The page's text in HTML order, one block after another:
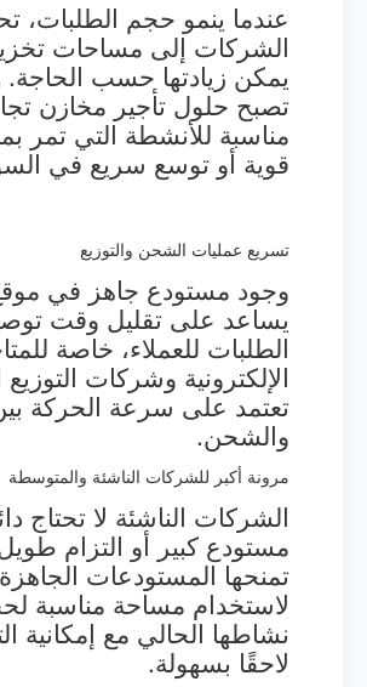
عندما ينمو حجم الطلبات،
الشركات إلى مساحات
يمكن زيادتها حسب الحاجة.
تصبح حلول تأجير مخازن
مناسبة للأنشطة التي تمر
قوية أو توسع سريع في
تسريع عمليات الشحن والتوزيع
وجود مستودع جاهز في
يساعد على تقليل وقت
الطلبات للعملاء، خاصة
الإلكترونية وشركات التوزيع
تعتمد على سرعة الحركة
والشحن.
مرونة أكبر للشركات الناشئة والمتوسطة
الشركات الناشئة لا تحتاج
مستودع كبير أو التزام
تمنحها المستودعات
لاستخدام مساحة مناسبة
نشاطها الحالي مع إمكانية
لاحقًا بسهولة.